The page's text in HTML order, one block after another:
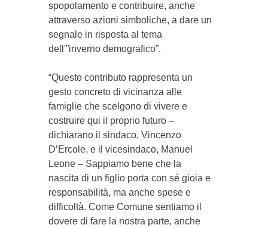
spopolamento e contribuire, anche
attraverso azioni simboliche, a dare un
segnale in risposta al tema
dell'”inverno demografico”.
“Questo contributo rappresenta un
gesto concreto di vicinanza alle
famiglie che scelgono di vivere e
costruire qui il proprio futuro –
dichiarano il sindaco, Vincenzo
D’Ercole, e il vicesindaco, Manuel
Leone – Sappiamo bene che la
nascita di un figlio porta con sé gioia e
responsabilità, ma anche spese e
difficoltà. Come Comune sentiamo il
dovere di fare la nostra parte, anche